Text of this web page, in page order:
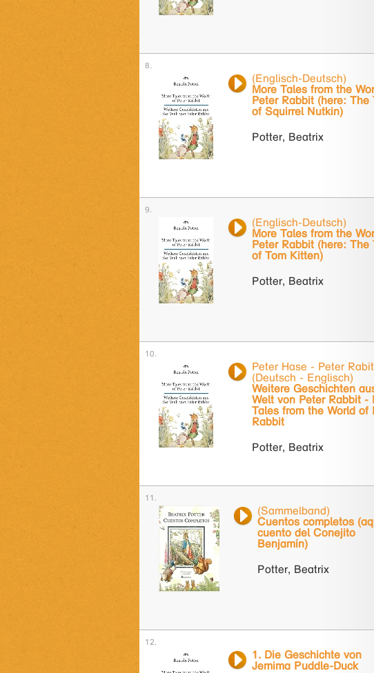
(Englisch-Deutsch)
More Tales from the
Peter Rabbit (here: The
of Squirrel Nutkin)
Potter, Beatrix
(Englisch-Deutsch)
More Tales from the
Peter Rabbit (here: The
of Tom Kitten)
Potter, Beatrix
Peter Hase - Peter Rabit
(Deutsch - Englisch)
Weitere Geschichten
Welt von Peter Rabbit -
Tales from the World of
Rabbit
Potter, Beatrix
(Sammelband)
Cuentos completos
cuento del Conejito
Benjamín)
Potter, Beatrix
1. Die Geschichte von
Jemima Puddle-Duck